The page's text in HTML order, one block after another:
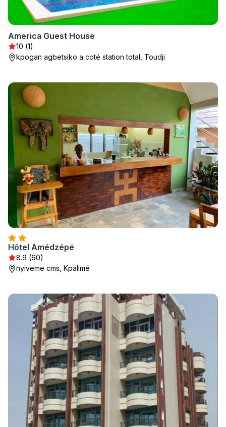
America Guest House
10 (1)
kpogan agbetsiko a coté station total, Toudji
Hôtel Amédzépé
8.9 (60)
nyiveme cms, Kpalimé